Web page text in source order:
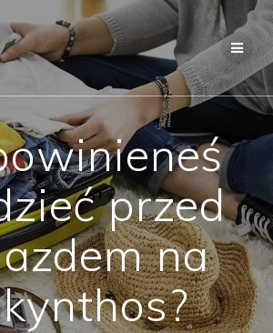
Przejdź
do
treści
przed
na